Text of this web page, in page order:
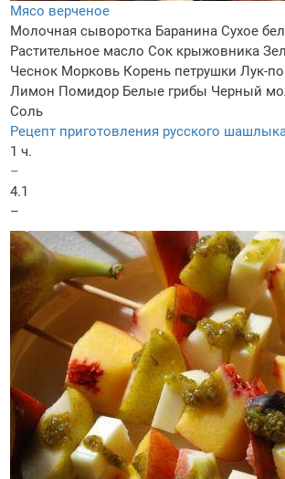
Мясо верченое
Молочная сыворотка Баранина Сухое
Растительное масло Сок крыжовника
Чеснок Морковь Корень петрушки Лук-
Лимон Помидор Белые грибы Черный
Соль
Рецепт приготовления русского
1 ч.
–
4.1
–